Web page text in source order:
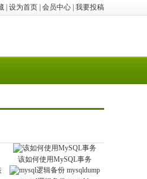
设为首页 会员中心 我要投稿
该如何使用MySQL事务